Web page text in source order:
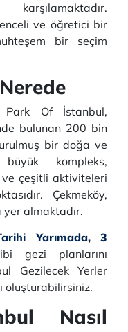
ve öğretici bir
bir seçim
Of İstanbul,
bulunan 200 bin
bir doğa ve
kompleks,
çeşitli aktiviteleri
Çekmeköy,
yer almaktadır.
Yarımada,3
gezi planlarını
Gezilecek Yerler
oluşturabilirsiniz.
Nasıl